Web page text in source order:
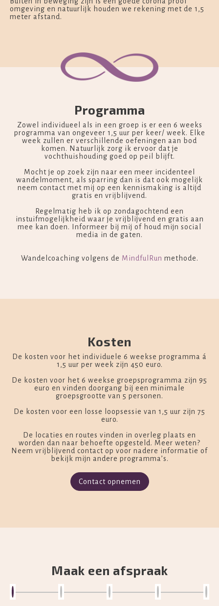
omgeving en natuurlijk houden we rekening met de 1,5
meter afstand.
Programma
Zowel individueel als in een groep is er een 6 weeks
programma van ongeveer 1,5 uur per keer/ week. Elke
week zullen er verschillende oefeningen aan bod
komen. Natuurlijk zorg ik ervoor dat je
vochthuishouding goed op peil blijft.
Mocht je op zoek zijn naar een meer incidenteel
wandelmoment, als sparring dan is dat ook mogelijk
neem contact met mij op een kennismaking is altijd
gratis en vrijblijvend.
Regelmatig heb ik op zondagochtend een
instuifmogelijkheid waar je vrijblijvend en gratis aan
mee kan doen. Informeer bij mij of houd mijn social
media in de gaten.
Wandelcoaching volgens de MindfulRun methode.
Kosten
De kosten voor het individuele 6 weekse programma á
1,5 uur per week zijn 450 euro.
De kosten voor het 6 weekse groepsprogramma zijn 95
euro en vinden doorgang bij een minimale
groepsgrootte van 5 personen.
De kosten voor een losse loopsessie van 1,5 uur zijn 75
euro.
De locaties en routes vinden in overleg plaats en
worden dan naar behoefte opgesteld. Meer weten?
Neem vrijblijvend contact op voor nadere informatie of
bekijk mijn andere programma’s.
Contact opnemen
Maak een afspraak